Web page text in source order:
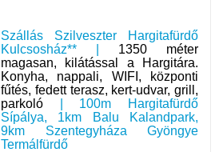
Szállás Szilveszter Hargitafürdő
Kulcsosház** | 1350 méter
magasan, kilátással a Hargitára.
Konyha, nappali, WIFI, központi
fűtés, fedett terasz, kert-udvar, grill,
parkoló | 100m Hargitafürdő
Sípálya, 1km Balu Kalandpark,
9km Szentegyháza Gyöngye
Termálfürdő